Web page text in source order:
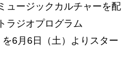
ュージックカルチャーを配
ラジオプログラム
を6月6日（土）よりスター